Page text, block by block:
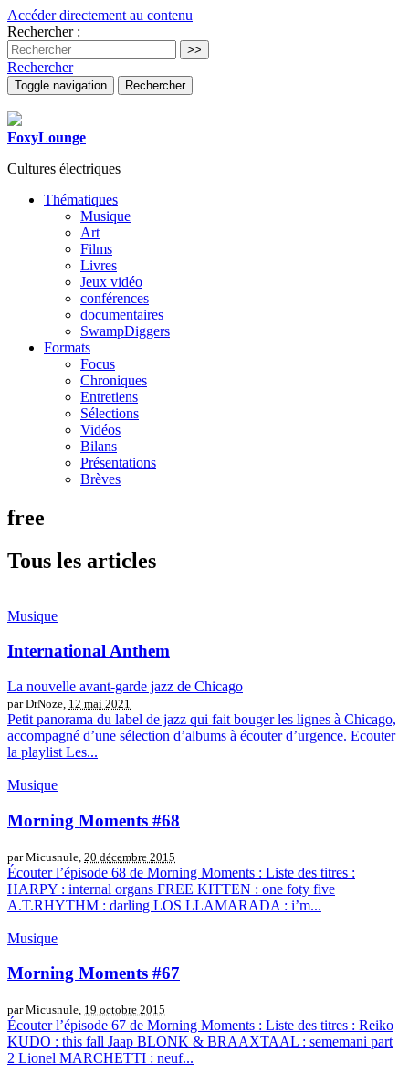
Accéder directement au contenu
Rechercher :
Rechercher
Toggle navigation Rechercher
FoxyLounge
Cultures électriques
Thématiques
Musique
Art
Films
Livres
Jeux vidéo
conférences
documentaires
SwampDiggers
Formats
Focus
Chroniques
Entretiens
Sélections
Vidéos
Bilans
Présentations
Brèves
free
Tous les articles
Musique
International Anthem
La nouvelle avant-garde jazz de Chicago
par DrNoze, 12 mai 2021
Petit panorama du label de jazz qui fait bouger les lignes à Chicago,
accompagné d’une sélection d’albums à écouter d’urgence. Ecouter
la playlist Les...
Musique
Morning Moments #68
par Micusnule, 20 décembre 2015
Écouter l’épisode 68 de Morning Moments : Liste des titres :
HARPY : internal organs FREE KITTEN : one foty five
A.T.RHYTHM : darling LOS LLAMARADA : i’m...
Musique
Morning Moments #67
par Micusnule, 19 octobre 2015
Écouter l’épisode 67 de Morning Moments : Liste des titres : Reiko
KUDO : this fall Jaap BLONK & BRAAXTAAL : sememani part
2 Lionel MARCHETTI : neuf...